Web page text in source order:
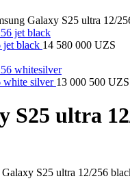
Galaxy S25 ultra 12/
jet black 14 580 000 UZS
white silver 13 000 500 UZS
S25 ultra
S25 ultra 12/256